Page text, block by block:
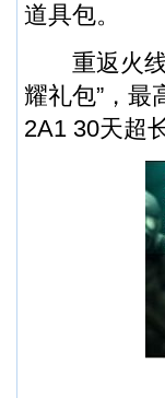
道具包。
重返火线
耀礼包”，最
2A1 30天超